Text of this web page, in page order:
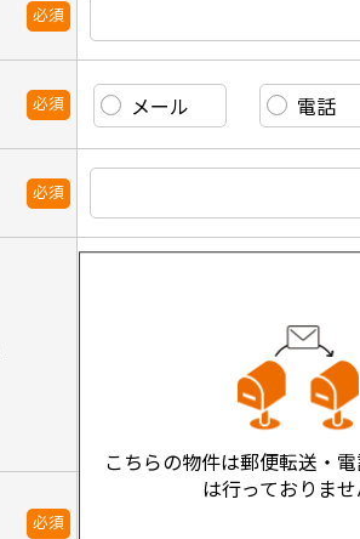
必須
必須 メール 電話
必須
必須
こちらの物件は郵便転送・
は行っておりませ